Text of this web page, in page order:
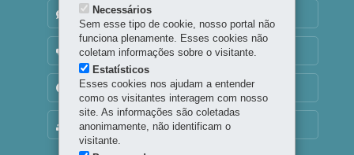
MAPA DO SITE
DENUNCIE CORRUPÇÃO
OUVIDORIA
TRANSPARÊNCIA INSTITUCIONAL
Necessários
Sem esse tipo de cookie, nosso portal não
funciona plenamente. Esses cookies não
coletam informações sobre o visitante.
Estatísticos
Esses cookies nos ajudam a entender
como os visitantes interagem com nosso
site. As informações são coletadas
anonimamente, não identificam o
visitante.